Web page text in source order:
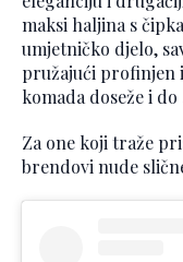
maksi haljina s
umjetničko djelo,
pružajući profinjen
komada doseže i
Za one koji traže
brendovi nude